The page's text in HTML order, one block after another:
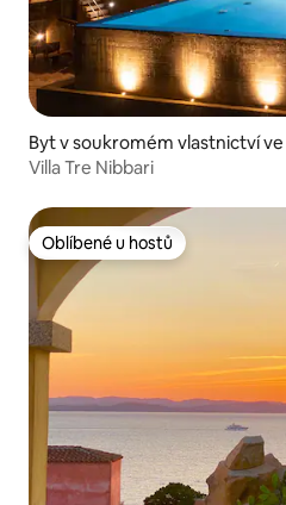
Byt v soukromém vlastnictví
Villa Tre Nibbari
Oblíbené u hostů
Oblíbené u hostů